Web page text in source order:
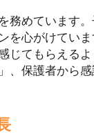
務めています
を心がけてい
じてもらえる
、保護者から